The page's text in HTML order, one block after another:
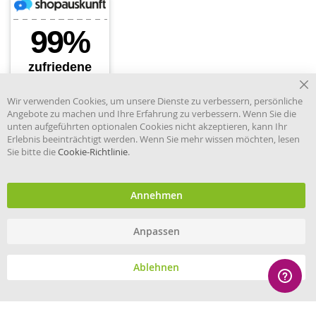
Händler im offiziellen Register
und Information.
© eHygiene 2026 - All rights reserved.
Wir verwenden Cookies, um unsere Dienste zu verbessern, persönliche
Angebote zu machen und Ihre Erfahrung zu verbessern. Wenn Sie die
unten aufgeführten optionalen Cookies nicht akzeptieren, kann Ihr
Erlebnis beeinträchtigt werden. Wenn Sie mehr wissen möchten, lesen
Sie bitte dieCookie-Richtlinie.
Annehmen
Anpassen
Ablehnen